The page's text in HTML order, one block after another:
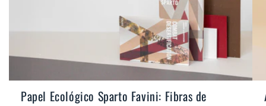
Papel Ecológico Sparto Favini: Fibras de